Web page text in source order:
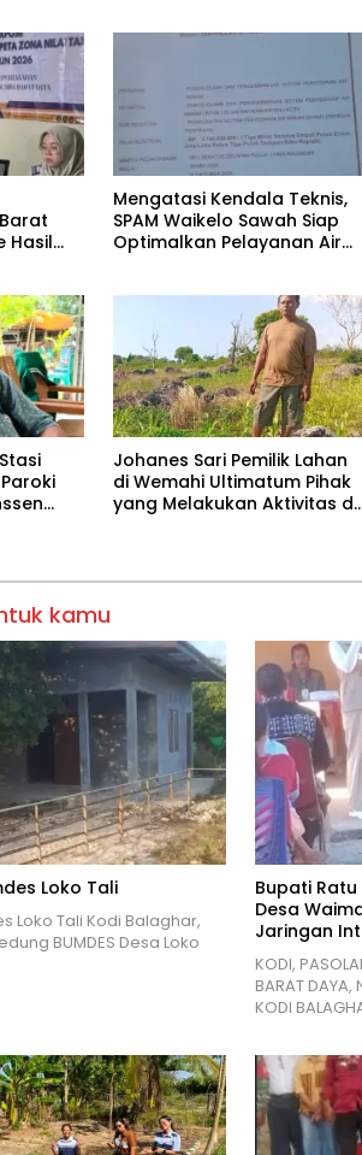
Hasil
Mengatasi Kendala Teknis,
SPAM Waikelo Sawah Siap
Optimalkan Pelayanan Air
‎Johanes Sari Pemilik Lahan
di Wemahi Ultimatum Pihak
yang Melakukan Aktivitas di
kamu
Loko Tali
Loko Tali Kodi Balaghar,
BUMDES Desa Loko
Bupati
Desa
Jaringan
KODI,
BARAT DAYA,
KODI